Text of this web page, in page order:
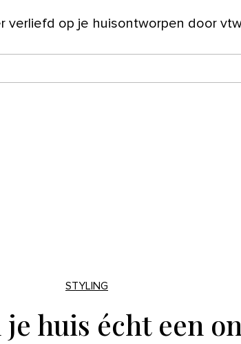
verliefd op je huisontworpen door
STYLING
je huis écht een